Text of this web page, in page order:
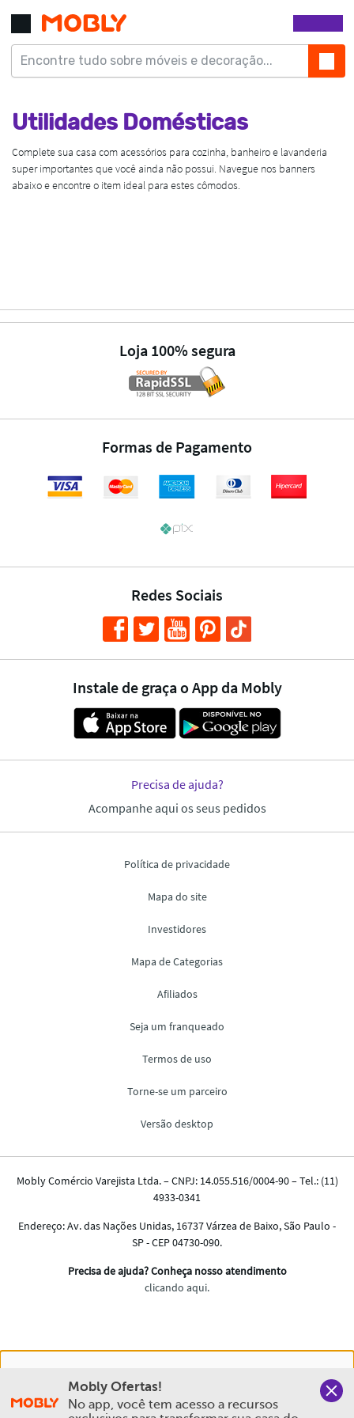
experiência na Mobly. Quando você navega no nosso site,
aceita esta condição
Mobly Ofertas!
No app, você tem acesso a recursos